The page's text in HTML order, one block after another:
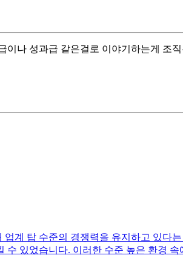
이나 성과급 같은걸로 이야기하는게 조
계 탑 수준의 경쟁력을 유지하고 있다
수 있었습니다. 이러한 수준 높은 환경